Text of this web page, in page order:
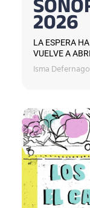
2026
LA ESPERA
VUELVE A
Isma Defern